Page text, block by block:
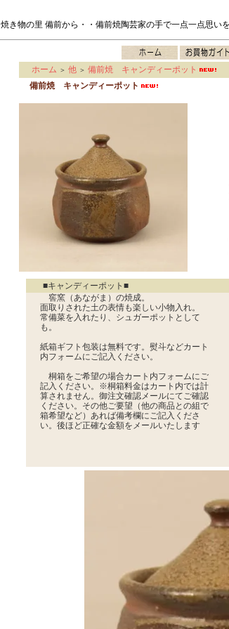
焼き物の里 備前から・・備前焼陶芸家の手で一点一点思い
ホーム ＞ 他 ＞ 備前焼 キャンディーポット
備前焼 キャンディーポット
■キャンディーポット■
窖窯（あながま）の焼成。
面取りされた土の表情も楽しい小物入れ。
常備菜を入れたり、シュガーポットとして
も。
紙箱ギフト包装は無料です。熨斗などカート
内フォームにご記入ください。
桐箱をご希望の場合カート内フォームにご
記入ください。※桐箱料金はカート内では計
算されません。御注文確認メールにてご確認
ください。その他ご要望（他の商品との組で
箱希望など）あれば備考欄にご記入くださ
い。後ほど正確な金額をメールいたします